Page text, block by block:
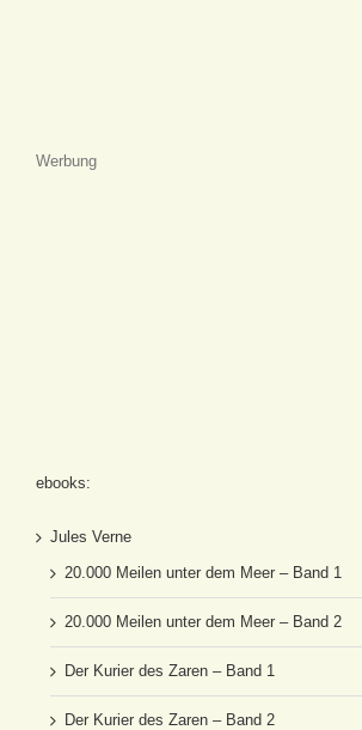
Werbung
ebooks:
Jules Verne
20.000 Meilen unter dem Meer – Band 1
20.000 Meilen unter dem Meer – Band 2
Der Kurier des Zaren – Band 1
Der Kurier des Zaren – Band 2